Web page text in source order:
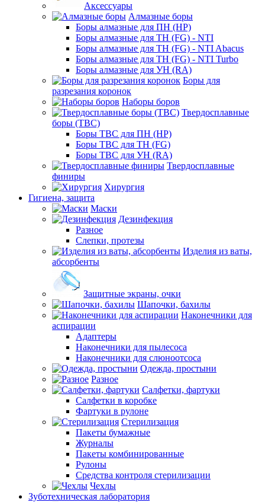
Аксессуары
Алмазные боры
Боры алмазные для ПН (HP)
Боры алмазные для ТН (FG) - NTI
Боры алмазные для ТН (FG) - NTI Abacus
Боры алмазные для ТН (FG) - NTI Turbo
Боры алмазные для УН (RA)
Боры для
разрезания коронок
Наборы боров
Твердосплавные
боры (ТВС)
Боры ТВС для ПН (HP)
Боры ТВС для ТН (FG)
Боры ТВС для УН (RA)
Твердосплавные
финиры
Хирургия
Гигиена, защита
Маски
Дезинфекция
Разное
Слепки, протезы
Изделия из ваты,
абсорбенты
Защитные экраны, очки
Шапочки, бахилы
Наконечники для
аспирации
Адаптеры
Наконечники для пылесоса
Наконечники для слюноотсоса
Одежда, простыни
Разное
Салфетки, фартуки
Салфетки в коробке
Фартуки в рулоне
Стерилизация
Пакеты бумажные
Журналы
Пакеты комбинированные
Рулоны
Средства контроля стерилизации
Чехлы
Зуботехническая лаборатория